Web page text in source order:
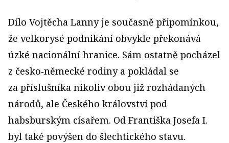
Dílo Vojtěcha Lanny je současně připomínkou,
že velkorysé podnikání obvykle překonává
úzké nacionální hranice. Sám ostatně pocházel
z česko‑německé rodiny a pokládal se
za příslušníka nikoliv obou již rozhádaných
národů, ale Českého království pod
habsburským císařem. Od Františka Josefa I.
byl také povýšen do šlechtického stavu.